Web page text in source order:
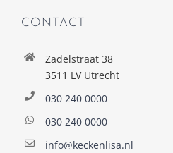
CONTACT
Zadelstraat 38
3511 LV Utrecht
030 240 0000
030 240 0000
info@keckenlisa.nl